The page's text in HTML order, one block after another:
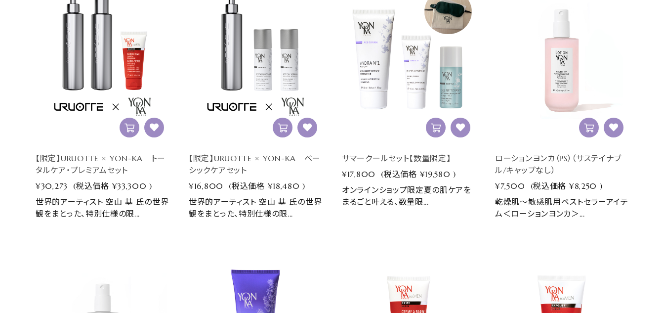
【限定】URUOTTE × YON-KA トー
タルケア・プレミアムセット
¥30,273
(税込価格 ¥33,300 )
世界的アーティスト 空山 基 氏の世界
観をまとった、特別仕様の限...
【限定】URUOTTE × YON-KA ベー
シックケアセット
¥16,800
(税込価格 ¥18,480 )
世界的アーティスト 空山 基 氏の世界
観をまとった、特別仕様の限...
サマークールセット【数量限定】
¥17,800
(税込価格 ¥19,580 )
オンラインショップ限定夏の肌ケアを
まるごと叶える、数量限...
ローションヨンカ（PS）（サステイナブ
ル/キャップなし）
¥7,500
(税込価格 ¥8,250 )
乾燥肌～敏感肌用ベストセラーアイテ
ム＜ローションヨンカ＞...